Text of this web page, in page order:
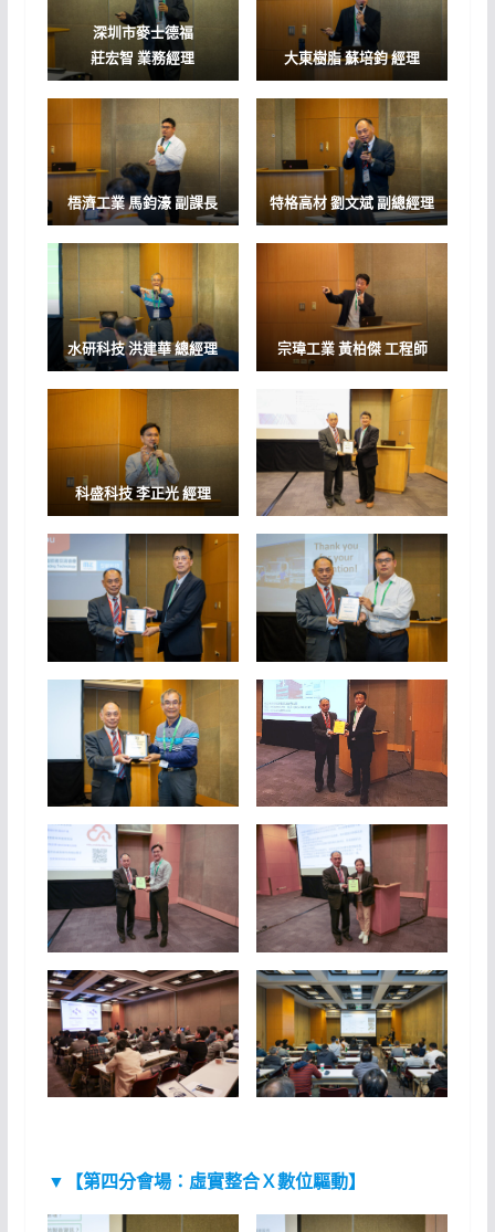
深圳市麥士德福
莊宏智 業務經理
大東樹脂蘇培鈞 經理
梧濟工業馬鈞濠 副課長 特格高材劉文斌 副總經理
水研科技洪建華 總經理 宗瑋工業 黃柏傑 工程師
科盛科技李正光 經理
▼【第四分會場：虛實整合Ｘ數位驅動】